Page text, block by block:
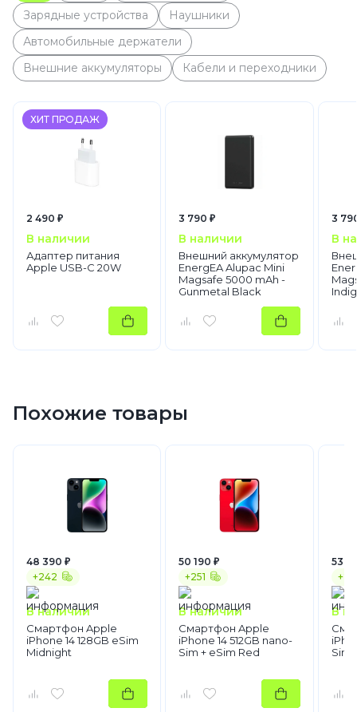
Зарядные устройства
Наушники
Автомобильные держатели
Внешние аккумуляторы
Кабели и переходники
ХИТ ПРОДАЖ
2 490 ₽
В наличии
Адаптер питания
Apple USB-C 20W
3 790 ₽
В наличии
Внешний аккумулятор
EnergEA Alupac Mini
Magsafe 5000 mAh -
Gunmetal Black
3
В
Похожие товары
+242
48 390 ₽
В наличии
Смартфон Apple
iPhone 14 128GB eSim
Midnight
+251
50 190 ₽
В наличии
Смартфон Apple
iPhone 14 512GB nano-
Sim + eSim Red
53
В
Sim